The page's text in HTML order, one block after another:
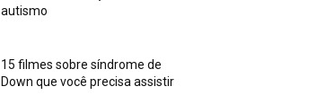
autismo
15 filmes sobre síndrome de
Down que você precisa assistir